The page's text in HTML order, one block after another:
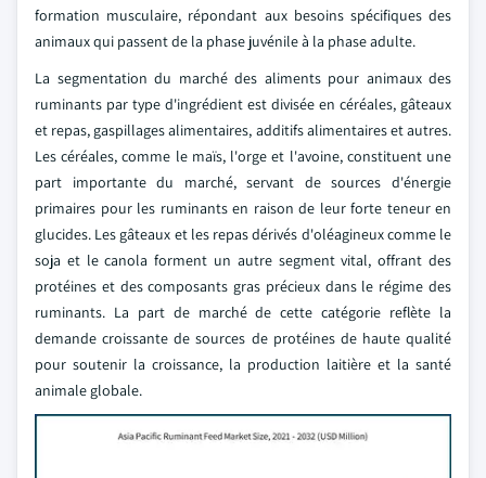
formation musculaire, répondant aux besoins spécifiques des
animaux qui passent de la phase juvénile à la phase adulte.
La segmentation du marché des aliments pour animaux des
ruminants par type d'ingrédient est divisée en céréales, gâteaux
et repas, gaspillages alimentaires, additifs alimentaires et autres.
Les céréales, comme le maïs, l'orge et l'avoine, constituent une
part importante du marché, servant de sources d'énergie
primaires pour les ruminants en raison de leur forte teneur en
glucides. Les gâteaux et les repas dérivés d'oléagineux comme le
soja et le canola forment un autre segment vital, offrant des
protéines et des composants gras précieux dans le régime des
ruminants. La part de marché de cette catégorie reflète la
demande croissante de sources de protéines de haute qualité
pour soutenir la croissance, la production laitière et la santé
animale globale.